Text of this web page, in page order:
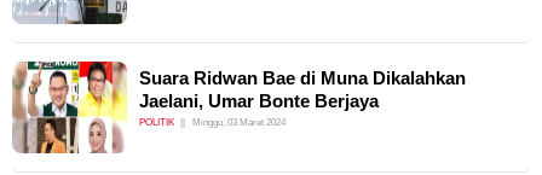
Suara Ridwan Bae di Muna Dikalahkan
Jaelani, Umar Bonte Berjaya
POLITIK Minggu, 03 Maret 2024